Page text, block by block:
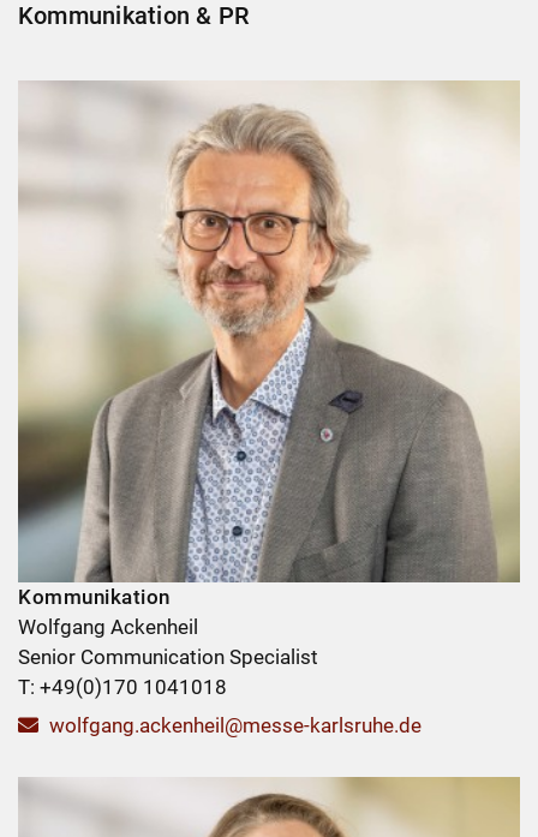
Kommunikation & PR
Kommunikation
Wolfgang Ackenheil
Senior Communication Specialist
T: +49(0)170 1041018
wolfgang.ackenheil@messe-karlsruhe.de